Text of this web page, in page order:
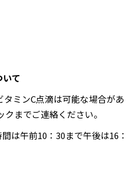
て
ミンC点滴は可能な場合があ
までご連絡ください。
は午前10：30まで午後は16：